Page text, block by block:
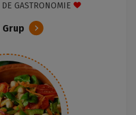
GASTRONOMIE